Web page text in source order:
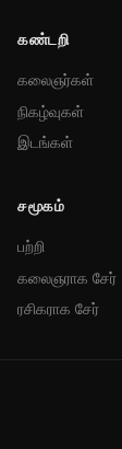
கண்டறி
கலைஞர்கள்
நிகழ்வுகள்
இடங்கள்
சமூகம்
பற்றி
கலைஞராக சேர்
ரசிகராக சேர்